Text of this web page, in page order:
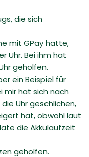
die sich
mit GPay hatte,
Uhr. Bei ihm hat
geholfen.
ein Beispiel für
mir hat sich nach
Uhr geschlichen,
hat, obwohl laut
die Akkulaufzeit
geholfen.